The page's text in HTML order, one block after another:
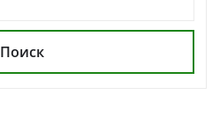
Поиск